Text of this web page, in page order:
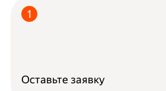
Оставьте заявку